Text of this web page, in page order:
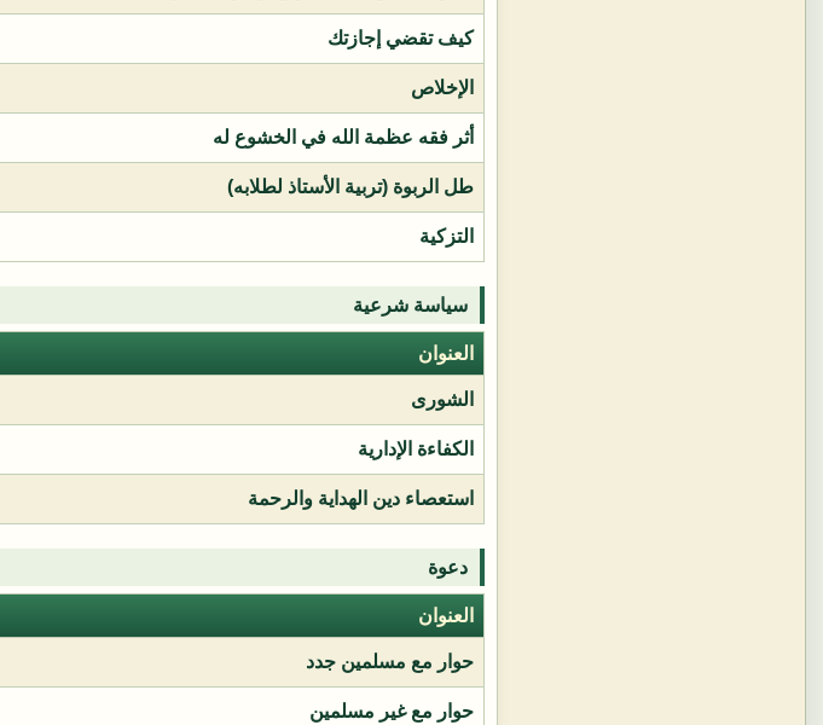
كيف تقضي إجازتك
الإخلاص
أثر فقه عظمة الله في الخشوع له
طل الربوة (تربية الأستاذ لطلابه)
التزكية
سياسة شرعية
العنوان
الشورى
الكفاءة الإدارية
استعصاء دين الهداية والرحمة
دعوة
العنوان
حوار مع مسلمين جدد
حوار مع غير مسلمين